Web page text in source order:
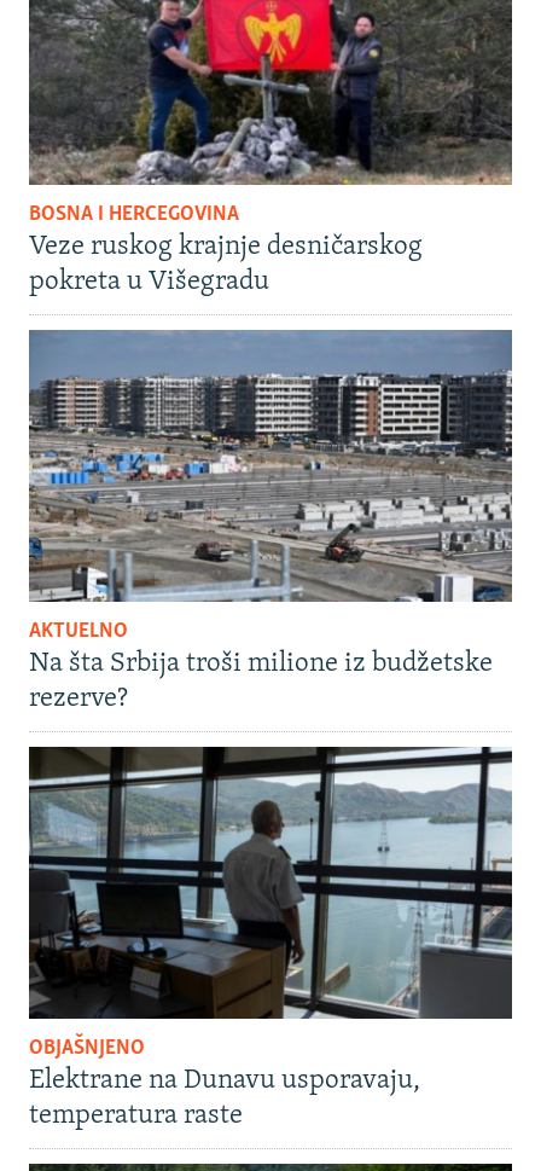
BOSNA I HERCEGOVINA
Veze ruskog krajnje desničarskog
pokreta u Višegradu
AKTUELNO
Na šta Srbija troši milione iz budžetske
rezerve?
OBJAŠNJENO
Elektrane na Dunavu usporavaju,
temperatura raste